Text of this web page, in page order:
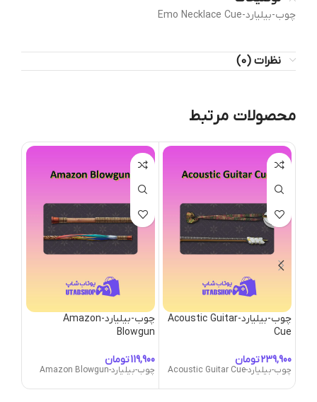
چوب-بیلیارد-Emo Necklace Cue
نظرات (0)
محصولات مرتبط
چوب-بیلیارد-Acoustic Guitar
Cue
تومان
چوب-بیلیارد-Acoustic Guitar Cue
چوب-بیلیارد-Amazon
Blowgun
تومان
چوب-بیلیارد-Amazon Blowgun